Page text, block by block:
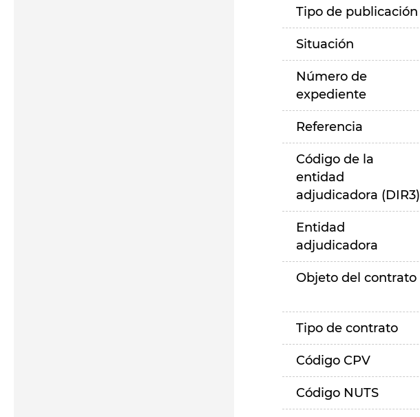
Tipo de publicación
Situación
Número de
expediente
Referencia
Código de la
entidad
adjudicadora (DIR3)
Entidad
adjudicadora
Objeto del contrato
Tipo de contrato
Código CPV
Código NUTS